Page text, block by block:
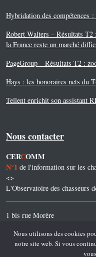
Hybridation des compétences
Robert Walters – Résultats T2
la France reste un marché
PageGroup – Résultats T2 :
Hays : les honoraires nets du
Tellent enrichit son assistant
Nous contacter
CERCOMM
N°1 de l'information sur les
<>
L'Observatoire des chasseurs
1 bis rue Morère
Tel. 01 45 45 45 32
Nous utilisons des cookies
notre site web. Si vous